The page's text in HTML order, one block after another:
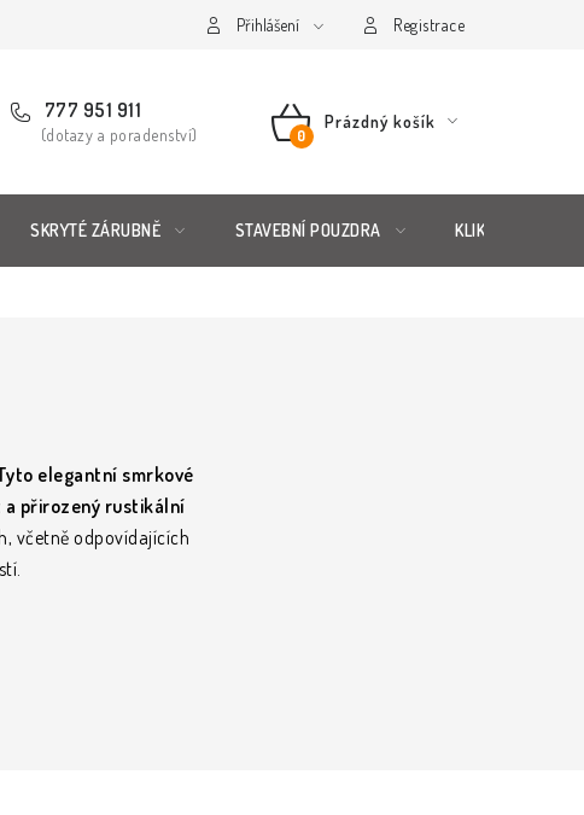
Posuzování Jakosti GDPR FAQ
Přihlášení Registrace
777 951 911
(dotazy a poradenství)
NÁKUPNÍ
Prázdný košík
SKRYTÉ ZÁRUBNĚ STAVEBNÍ POUZDRA KLIKY & KOVÁNÍ
elegantní smrkové
a přirozený rustikální
včetně odpovídajících